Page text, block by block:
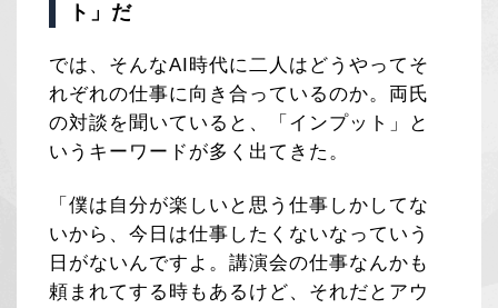
ト」だ
では、そんなAI時代に二人はどうやってそ
れぞれの仕事に向き合っているのか。両氏
の対談を聞いていると、「インプット」と
いうキーワードが多く出てきた。
「僕は自分が楽しいと思う仕事しかしてな
いから、今日は仕事したくないなっていう
日がないんですよ。講演会の仕事なんかも
頼まれてする時もあるけど、それだとアウ